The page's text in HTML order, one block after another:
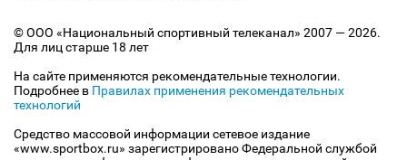
© ООО «Национальный спортивный телеканал» 2007 — 2026.
Для лиц старше 18 лет
На сайте применяются рекомендательные технологии.
Подробнее в Правилах применения рекомендательных
технологий
Средство массовой информации сетевое издание
«www.sportbox.ru» зарегистрировано Федеральной службой